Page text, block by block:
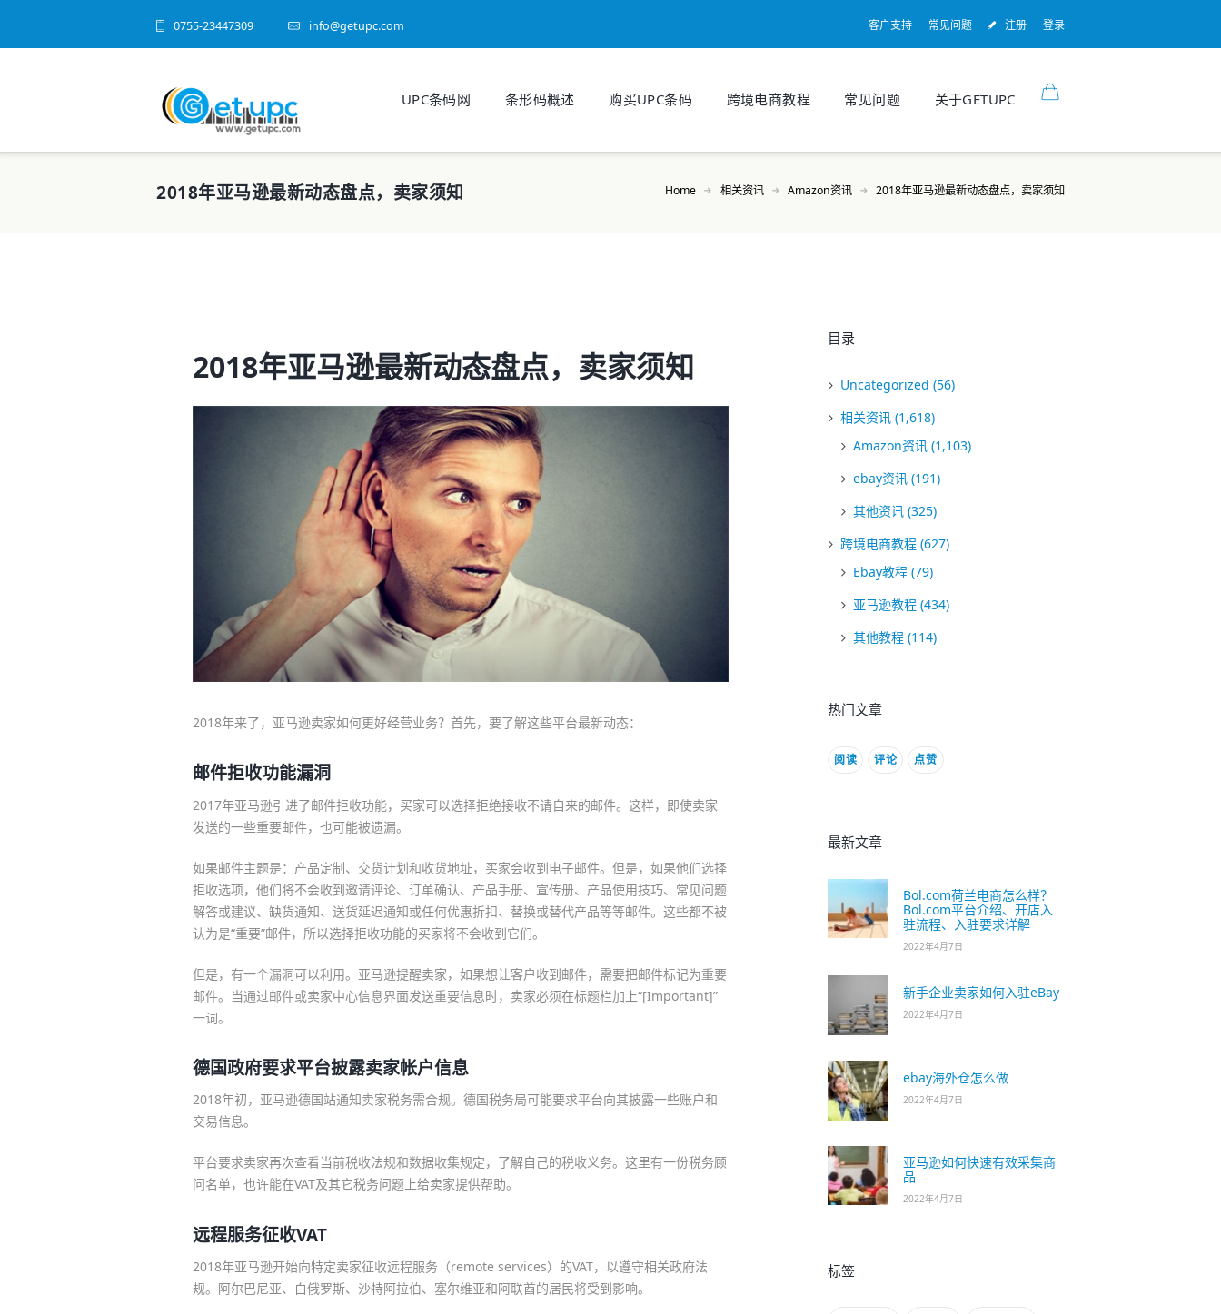
0755-23447309 info@getupc.com 客户支持 常见问题 注册 登录
UPC条码网 条形码概述 购买UPC条码 跨境电商教程 常见问题 关于GETUPC
2018年亚马逊最新动态盘点，卖家须知 Home 相关资讯 Amazon资讯 2018年亚马逊最新动态盘点，卖家须知
2018年亚马逊最新动态盘点，卖家须知
2018年来了，亚马逊卖家如何更好经营业务？首先，要了解这些平台最新动态：
邮件拒收功能漏洞
2017年亚马逊引进了邮件拒收功能，买家可以选择拒绝接收不请自来的邮件。这样，即使卖家
发送的一些重要邮件，也可能被遗漏。
如果邮件主题是：产品定制、交货计划和收货地址，买家会收到电子邮件。但是，如果他们选择
拒收选项，他们将不会收到邀请评论、订单确认、产品手册、宣传册、产品使用技巧、常见问题
解答或建议、缺货通知、送货延迟通知或任何优惠折扣、替换或替代产品等等邮件。这些都不被
认为是“重要”邮件，所以选择拒收功能的买家将不会收到它们。
但是，有一个漏洞可以利用。亚马逊提醒卖家，如果想让客户收到邮件，需要把邮件标记为重要
邮件。当通过邮件或卖家中心信息界面发送重要信息时，卖家必须在标题栏加上“[Important]”
一词。
德国政府要求平台披露卖家帐户信息
2018年初，亚马逊德国站通知卖家税务需合规。德国税务局可能要求平台向其披露一些账户和
交易信息。
平台要求卖家再次查看当前税收法规和数据收集规定，了解自己的税收义务。这里有一份税务顾
问名单，也许能在VAT及其它税务问题上给卖家提供帮助。
远程服务征收VAT
2018年亚马逊开始向特定卖家征收远程服务（remote services）的VAT，以遵守相关政府法
规。阿尔巴尼亚、白俄罗斯、沙特阿拉伯、塞尔维亚和阿联酋的居民将受到影响。
目录
Uncategorized (56)
相关资讯 (1,618)
Amazon资讯 (1,103)
ebay资讯 (191)
其他资讯 (325)
跨境电商教程 (627)
Ebay教程 (79)
亚马逊教程 (434)
其他教程 (114)
热门文章
阅读 评论 点赞
最新文章
Bol.com荷兰电商怎么样？
Bol.com平台介绍、开店入
驻流程、入驻要求详解
2022年4月7日
新手企业卖家如何入驻eBay
2022年4月7日
ebay海外仓怎么做
2022年4月7日
亚马逊如何快速有效采集商
品
2022年4月7日
标签